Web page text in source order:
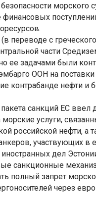
морского
финансовых
переводе с
части
ее задачами были
ООН на
контрабанде нефти и
санкций ЕС ввел
морские услуги,
российской нефти, а
участвующих в
дел
санкционные
полный запрет
через